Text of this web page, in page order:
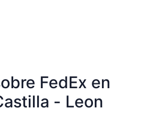
FedEx en
- Leon